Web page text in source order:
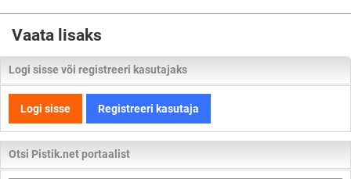
Vaata lisaks
Logi sisse või registreeri kasutajaks
Logi sisse Registreeri kasutaja
Otsi Pistik.net portaalist